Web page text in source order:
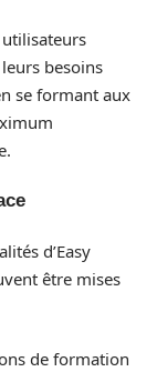
utilisateurs
besoins
se formant aux
d’Easy
être mises
de formation